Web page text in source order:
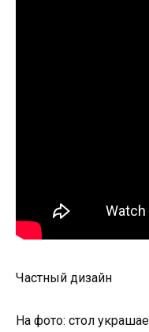
Частный дизайн
На фото: стол